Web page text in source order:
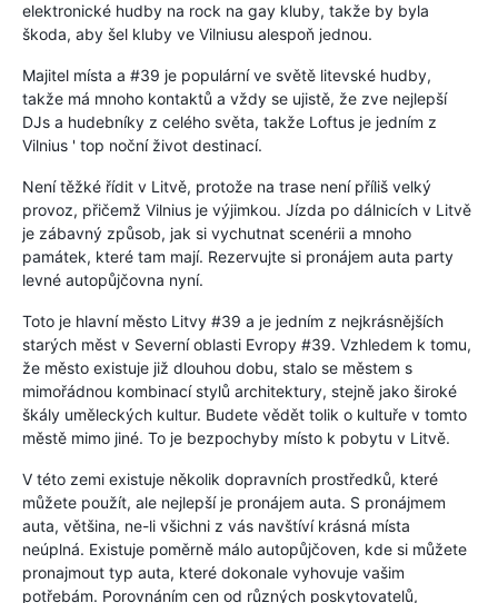
elektronické hudby na rock na gay kluby, takže by byla
škoda, aby šel kluby ve Vilniusu alespoň jednou.
Majitel místa a #39 je populární ve světě litevské hudby,
takže má mnoho kontaktů a vždy se ujistě, že zve nejlepší
DJs a hudebníky z celého světa, takže Loftus je jedním z
Vilnius ' top noční život destinací.
Není těžké řídit v Litvě, protože na trase není příliš velký
provoz, přičemž Vilnius je výjimkou. Jízda po dálnicích v Litvě
je zábavný způsob, jak si vychutnat scenérii a mnoho
památek, které tam mají. Rezervujte si pronájem auta party
levné autopůjčovna nyní.
Toto je hlavní město Litvy #39 a je jedním z nejkrásnějších
starých měst v Severní oblasti Evropy #39. Vzhledem k tomu,
že město existuje již dlouhou dobu, stalo se městem s
mimořádnou kombinací stylů architektury, stejně jako široké
škály uměleckých kultur. Budete vědět tolik o kultuře v tomto
městě mimo jiné. To je bezpochyby místo k pobytu v Litvě.
V této zemi existuje několik dopravních prostředků, které
můžete použít, ale nejlepší je pronájem auta. S pronájmem
auta, většina, ne-li všichni z vás navštíví krásná místa
neúplná. Existuje poměrně málo autopůjčoven, kde si můžete
pronajmout typ auta, které dokonale vyhovuje vašim
potřebám. Porovnáním cen od různých poskytovatelů,